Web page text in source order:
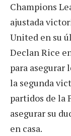
Champions
ajustada
United en su
Declan Rice
para asegurar
la segunda
partidos de la
asegurar su
en casa.